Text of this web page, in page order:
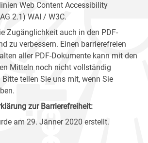
Web Content Accessibility
2.1) WAI / W3C.
Zugänglichkeit auch in den PDF-
zu verbessern. Einen barrierefreien
aller PDF-Dokumente kann mit den
Mitteln noch nicht vollständig
teilen Sie uns mit, wenn Sie
zur Barrierefreiheit:
am 29. Jänner 2020 erstellt.